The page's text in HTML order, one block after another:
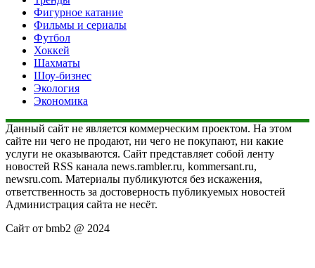
Фигурное катание
Фильмы и сериалы
Футбол
Хоккей
Шахматы
Шоу-бизнес
Экология
Экономика
Данный сайт не является коммерческим проектом. На этом
сайте ни чего не продают, ни чего не покупают, ни какие
услуги не оказываются. Сайт представляет собой ленту
новостей RSS канала news.rambler.ru, kommersant.ru,
newsru.com. Материалы публикуются без искажения,
ответственность за достоверность публикуемых новостей
Администрация сайта не несёт.
Сайт от bmb2 @ 2024